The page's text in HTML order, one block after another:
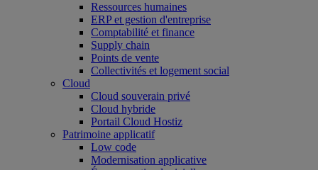
Ressources humaines
ERP et gestion d'entreprise
Comptabilité et finance
Supply chain
Points de vente
Collectivités et logement social
Cloud
Cloud souverain privé
Cloud hybride
Portail Cloud Hostiz
Patrimoine applicatif
Low code
Modernisation applicative